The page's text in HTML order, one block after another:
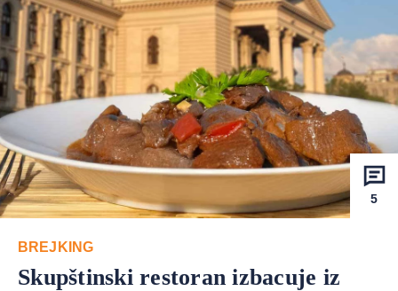
5
BREJKING
Skupštinski restoran izbacuje iz